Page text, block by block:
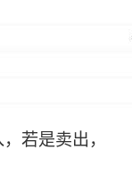
若是卖出，